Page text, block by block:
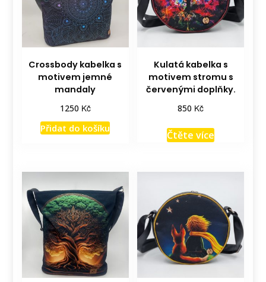
Crossbody kabelka s
motivem jemné
mandaly
1250 Kč
Přidat do košíku
Kulatá kabelka s
motivem stromu s
červenými doplňky.
850 Kč
Čtěte více